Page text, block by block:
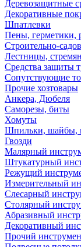
Деревозащитные
Декоративные
Шпатлевки
Пены, герметики,
Строительно-
Лестницы,
Средства защиты
Сопутствующие
Прочие хозтовары
Анкера, Дюбеля
Саморезы, биты
Хомуты
Шпильки, шайбы,
Гвозди
Малярный
Штукатурный
Режущий
Измерительный
Слесарный
Столярный
Абразивный
Декоративный
Прочий